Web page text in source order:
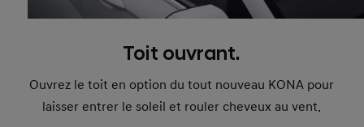
Toit ouvrant.
Ouvrez le toit en option du tout nouveau KONA pour
laisser entrer le soleil et rouler cheveux au vent.